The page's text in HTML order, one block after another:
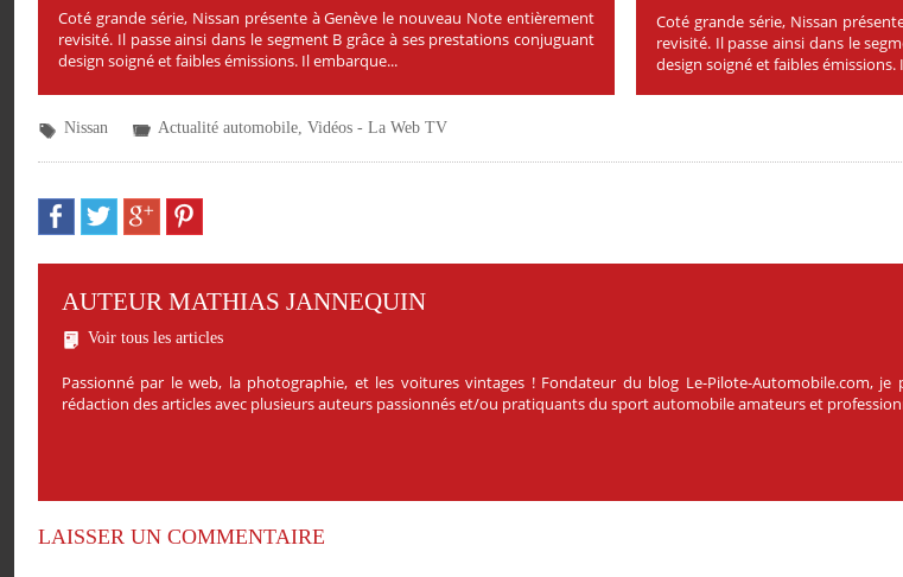
Coté grande série, Nissan présente à Genève le nouveau Note entièrement
revisité. Il passe ainsi dans le segment B grâce à ses prestations conjuguant
design soigné et faibles émissions. Il embarque...
Coté grande série, Nissan
revisité. Il passe ainsi dans le
design soigné et faibles émissions.
Nissan Actualité automobile, Vidéos - La Web TV
AUTEUR MATHIAS JANNEQUIN
Voir tous les articles
Passionné par le web, la photographie, et les voitures vintages ! Fondateur du blog Le-Pilote-Automobile.com, je
rédaction des articles avec plusieurs auteurs passionnés et/ou pratiquants du sport automobile amateurs et
LAISSER UN COMMENTAIRE